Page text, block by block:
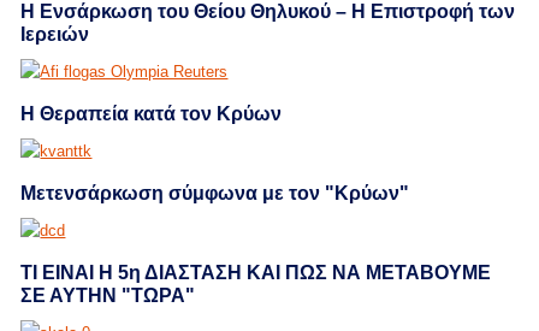
Η Ενσάρκωση του Θείου Θηλυκού – Η Επιστροφή των
Ιερειών
Η Θεραπεία κατά τον Kρύων
Μετενσάρκωση σύμφωνα με τον "Κρύων"
ΤΙ ΕΙΝΑΙ Η 5η ΔΙΑΣΤΑΣΗ ΚΑΙ ΠΩΣ ΝΑ ΜΕΤΑΒΟΥΜΕ
ΣΕ ΑΥΤΗΝ "ΤΩΡΑ"